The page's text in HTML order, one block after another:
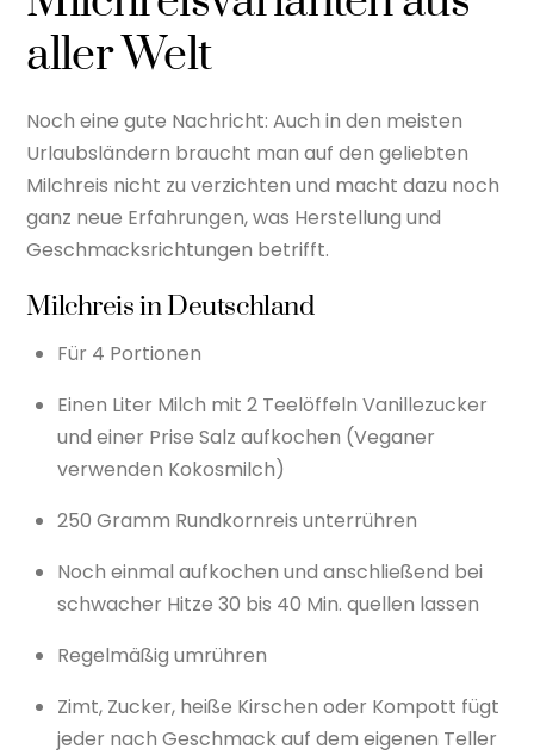
aller Welt
Noch eine gute Nachricht: Auch in den meisten
Urlaubsländern braucht man auf den geliebten
Milchreis nicht zu verzichten und macht dazu noch
ganz neue Erfahrungen, was Herstellung und
Geschmacksrichtungen betrifft.
Milchreis in Deutschland
Für 4 Portionen
Einen Liter Milch mit 2 Teelöffeln Vanillezucker
und einer Prise Salz aufkochen (Veganer
verwenden Kokosmilch)
250 Gramm Rundkornreis unterrühren
Noch einmal aufkochen und anschließend bei
schwacher Hitze 30 bis 40 Min. quellen lassen
Regelmäßig umrühren
Zimt, Zucker, heiße Kirschen oder Kompott fügt
jeder nach Geschmack auf dem eigenen Teller